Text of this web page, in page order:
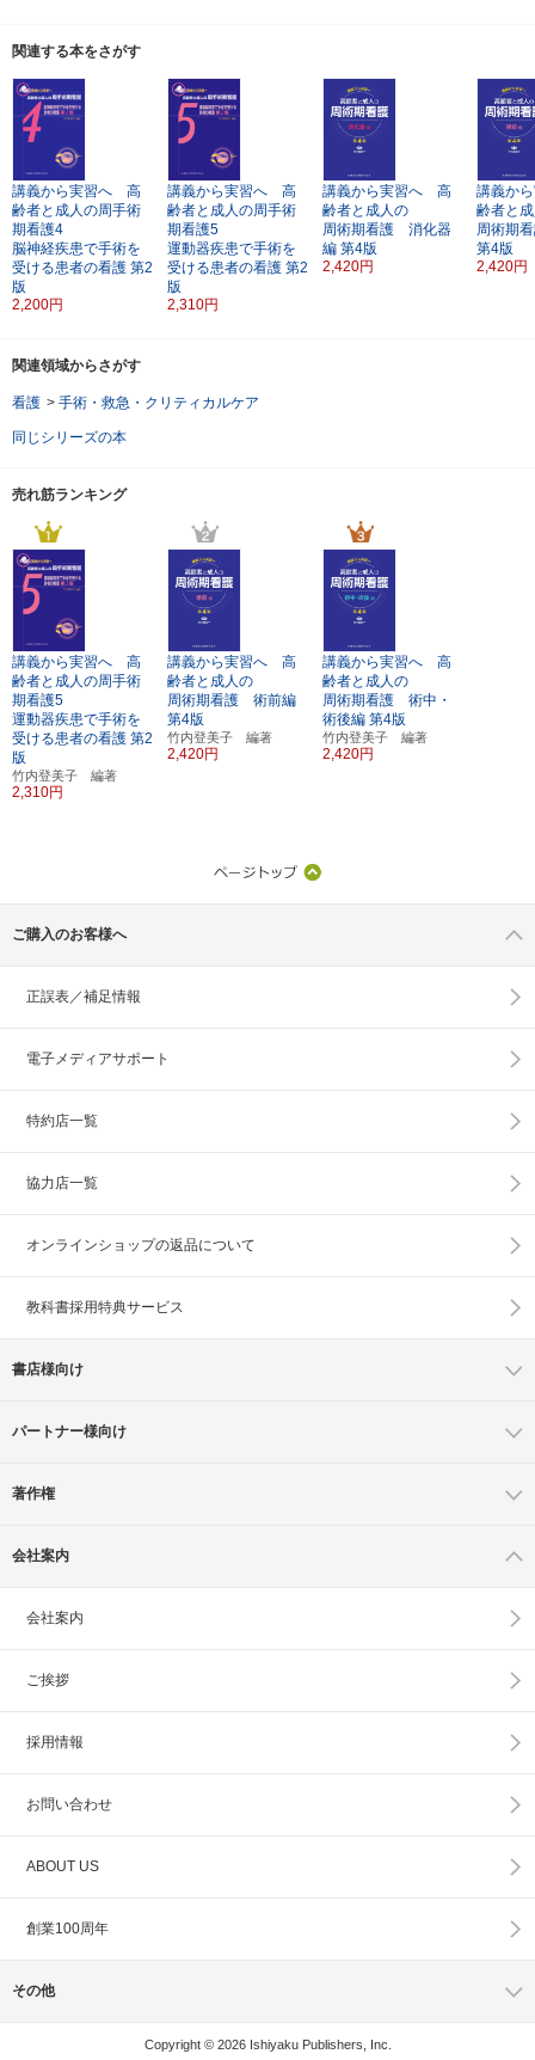
関連する本をさがす
講義から実習へ 高
齢者と成人の周手術
期看護4
脳神経疾患で手術を
受ける患者の看護 第2
版
2,200円
講義から実習へ 高
齢者と成人の周手術
期看護5
運動器疾患で手術を
受ける患者の看護 第2
版
2,310円
講義から実習へ 高
齢者と成人の
周術期看護 消化器
編 第4版
2,420円
講義か
齢者と
周術期
第4版
2,420円
関連領域からさがす
看護 > 手術・救急・クリティカルケア
同じシリーズの本
売れ筋ランキング
講義から実習へ 高
齢者と成人の周手術
期看護5
運動器疾患で手術を
受ける患者の看護 第2
版
竹内登美子 編著
2,310円
講義から実習へ 高
齢者と成人の
周術期看護 術前編
第4版
竹内登美子 編著
2,420円
講義から実習へ 高
齢者と成人の
周術期看護 術中・
術後編 第4版
竹内登美子 編著
2,420円
ご購入のお客様へ
正誤表／補足情報
電子メディアサポート
特約店一覧
協力店一覧
オンラインショップの返品について
教科書採用特典サービス
書店様向け
パートナー様向け
著作権
会社案内
会社案内
ご挨拶
採用情報
お問い合わせ
ABOUT US
創業100周年
その他
Copyright © 2026 Ishiyaku Publishers, Inc.